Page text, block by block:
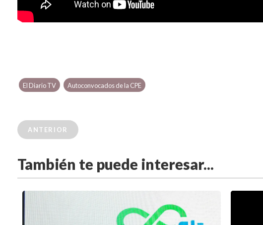
El Diario TV Autoconvocados de la CPE
ANTERIOR
También te puede interesar...